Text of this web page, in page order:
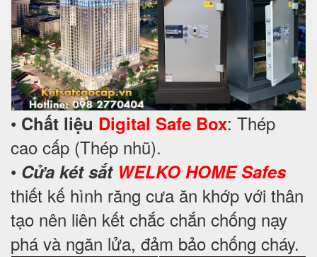
• Chất liệu Digital Safe Box: Thép
cao cấp (Thép nhũ).
• Cửa két sắt WELKO HOME Safes
thiết kế hình răng cưa ăn khớp với thân
tạo nên liên kết chắc chắn chống nạy
phá và ngăn lửa, đảm bảo chống cháy.